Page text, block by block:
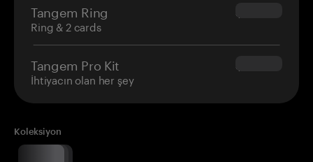
Tangem Ring
Ring & 2 cards
$160.00
Tangem Pro Kit
İhtiyacın olan her şey
$180.00
Koleksiyon